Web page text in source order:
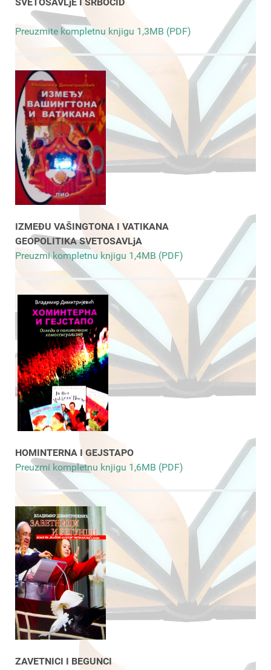
Preuzmite kompletnu knjigu 1,3MB (PDF)
IZMEĐU VAŠINGTONA I VATIKANA
GEOPOLITIKA SVETOSAVLjA
Preuzmi kompletnu knjigu 1,4MB (PDF)
HOMINTERNA I GEJSTAPO
Preuzmi kompletnu knjigu 1,6MB (PDF)
ZAVETNICI I BEGUNCI